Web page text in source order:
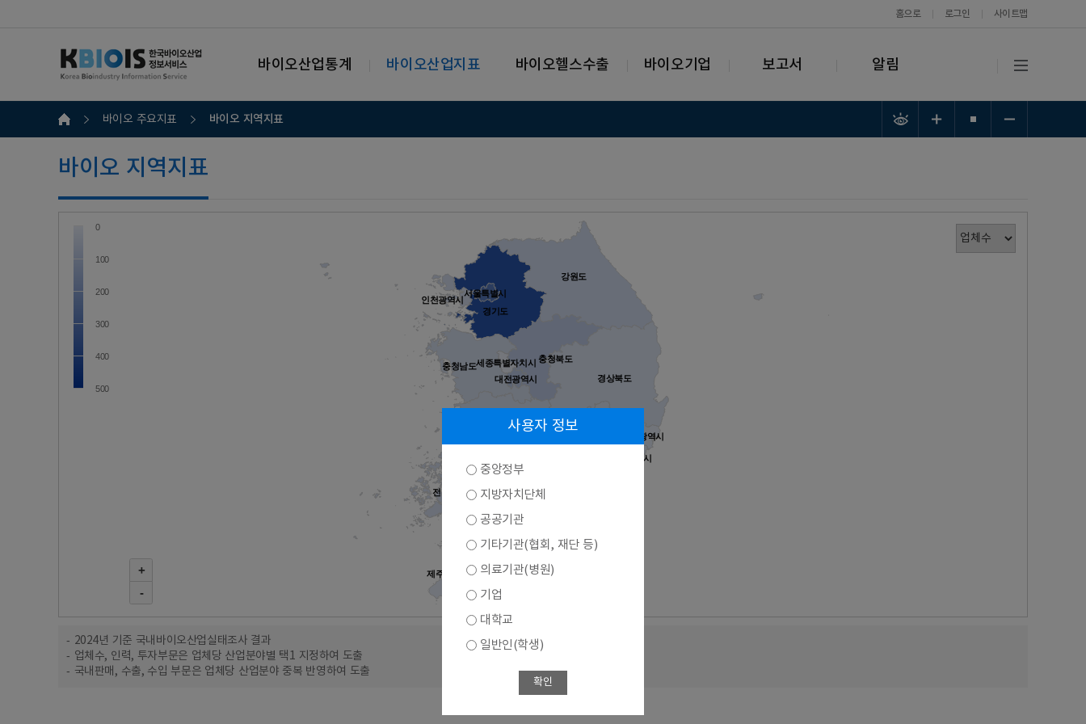
홈으로 로그인 사이트맵
바이오산업통계 바이오산업지표 바이오헬스수출 바이오기업 보고서 알림
바이오 주요지표 바이오 지역지표
바이오 지역지표
+
-
서울특별시
부산광역시
인천광역시
광주광역시
대전광역시
울산광역시
세종특별자치시
경기도
강원도
충청북도
충청남도
전라남도
경상북도
제주특별자치도
0
100
200
300
400
500
2024년 기준 국내바이오산업실태조사 결과
업체수, 인력, 투자부문은 업체당 산업분야별 택1 지정하여 도출
국내판매, 수출, 수입 부문은 업체당 산업분야 중복 반영하여 도출
사용자 정보
중앙정부
지방자치단체
공공기관
기타기관(협회, 재단 등)
의료기관(병원)
기업
대학교
일반인(학생)
확인